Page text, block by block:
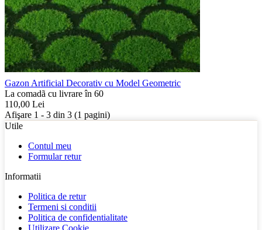
Gazon Artificial Decorativ cu Model Geometric
La comadã cu livrare în 60
110,00 Lei
Afişare 1 - 3 din 3 (1 pagini)
Utile
Contul meu
Formular retur
Informatii
Politica de retur
Termeni si conditii
Politica de confidentialitate
Utilizare Cookie